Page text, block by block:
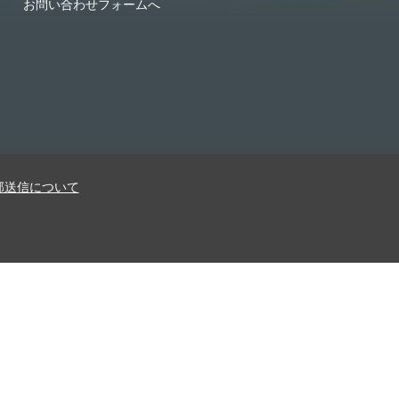
お問い合わせフォームへ
信について